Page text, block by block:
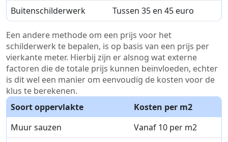
Buitenschilderwerk
Tussen 35 en 45 euro
Een andere methode om een prijs voor het
schilderwerk te bepalen, is op basis van een prijs per
vierkante meter. Hierbij zijn er alsnog wat externe
factoren die de totale prijs kunnen beïnvloeden, echter
is dit wel een manier om eenvoudig de kosten voor de
klus te berekenen.
Soort oppervlakte
Kosten per m2
Muur sauzen
Vanaf 10 per m2